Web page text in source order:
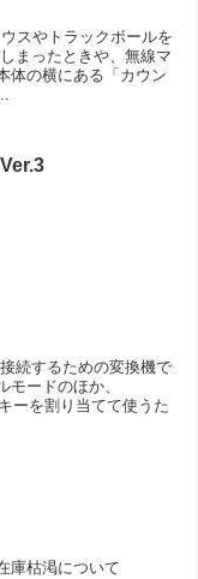
スやトラックボールを
まったときや、無線マ
体の横にある「カウン
続するための変換機で
ードのほか、
ーを割り当てて使うた
庫枯渇について